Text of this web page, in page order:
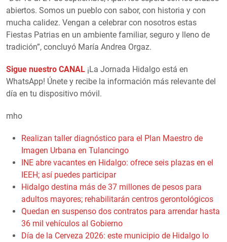
abiertos. Somos un pueblo con sabor, con historia y con
mucha calidez. Vengan a celebrar con nosotros estas
Fiestas Patrias en un ambiente familiar, seguro y lleno de
tradición”, concluyó María Andrea Orgaz.
Sigue nuestro CANAL ¡La Jornada Hidalgo está en
WhatsApp! Únete y recibe la información más relevante del
día en tu dispositivo móvil.
mho
Realizan taller diagnóstico para el Plan Maestro de
Imagen Urbana en Tulancingo
INE abre vacantes en Hidalgo: ofrece seis plazas en el
IEEH; así puedes participar
Hidalgo destina más de 37 millones de pesos para
adultos mayores; rehabilitarán centros gerontológicos
Quedan en suspenso dos contratos para arrendar hasta
36 mil vehículos al Gobierno
Día de la Cerveza 2026: este municipio de Hidalgo lo